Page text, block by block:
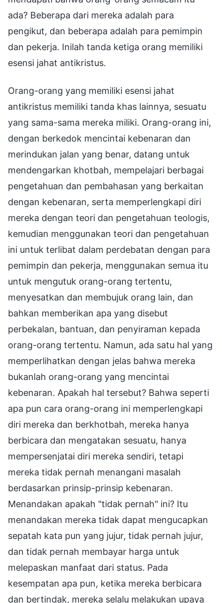
ada? Beberapa dari mereka adalah para
pengikut, dan beberapa adalah para pemimpin
dan pekerja. Inilah tanda ketiga orang memiliki
esensi jahat antikristus.
Orang-orang yang memiliki esensi jahat
antikristus memiliki tanda khas lainnya, sesuatu
yang sama-sama mereka miliki. Orang-orang ini,
dengan berkedok mencintai kebenaran dan
merindukan jalan yang benar, datang untuk
mendengarkan khotbah, mempelajari berbagai
pengetahuan dan pembahasan yang berkaitan
dengan kebenaran, serta memperlengkapi diri
mereka dengan teori dan pengetahuan teologis,
kemudian menggunakan teori dan pengetahuan
ini untuk terlibat dalam perdebatan dengan para
pemimpin dan pekerja, menggunakan semua itu
untuk mengutuk orang-orang tertentu,
menyesatkan dan membujuk orang lain, dan
bahkan memberikan apa yang disebut
perbekalan, bantuan, dan penyiraman kepada
orang-orang tertentu. Namun, ada satu hal yang
memperlihatkan dengan jelas bahwa mereka
bukanlah orang-orang yang mencintai
kebenaran. Apakah hal tersebut? Bahwa seperti
apa pun cara orang-orang ini memperlengkapi
diri mereka dan berkhotbah, mereka hanya
berbicara dan mengatakan sesuatu, hanya
mempersenjatai diri mereka sendiri, tetapi
mereka tidak pernah menangani masalah
berdasarkan prinsip-prinsip kebenaran.
Menandakan apakah "tidak pernah" ini? Itu
menandakan mereka tidak dapat mengucapkan
sepatah kata pun yang jujur, tidak pernah jujur,
dan tidak pernah membayar harga untuk
melepaskan manfaat dari status. Pada
kesempatan apa pun, ketika mereka berbicara
dan bertindak, mereka selalu melakukan upaya